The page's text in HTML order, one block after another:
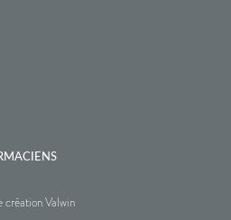
création Valwin